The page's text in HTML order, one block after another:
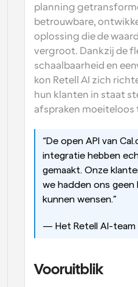
planning
betrouwbare,
oplossing die de
vergroot. Dankzij de
schaalbaarheid en
kon Retell AI zich
hun klanten in staat
afspraken moeiteloos
“De open API van
integratie hebben
gemaakt. Onze
we hadden ons
kunnen wensen.”
— Het Retell AI-team
Vooruitblik